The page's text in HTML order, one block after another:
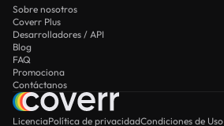
Sobre nosotros
Coverr Plus
Desarrolladores / API
Blog
FAQ
Promociona
Contáctanos
LicenciaPolítica de privacidadCondiciones de Uso